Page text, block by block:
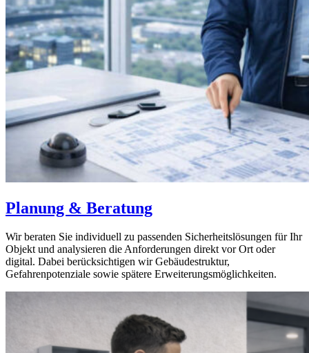
Planung & Beratung
Wir beraten Sie individuell zu passenden Sicherheitslösungen für Ihr
Objekt und analysieren die Anforderungen direkt vor Ort oder
digital. Dabei berücksichtigen wir Gebäudestruktur,
Gefahrenpotenziale sowie spätere Erweiterungsmöglichkeiten.